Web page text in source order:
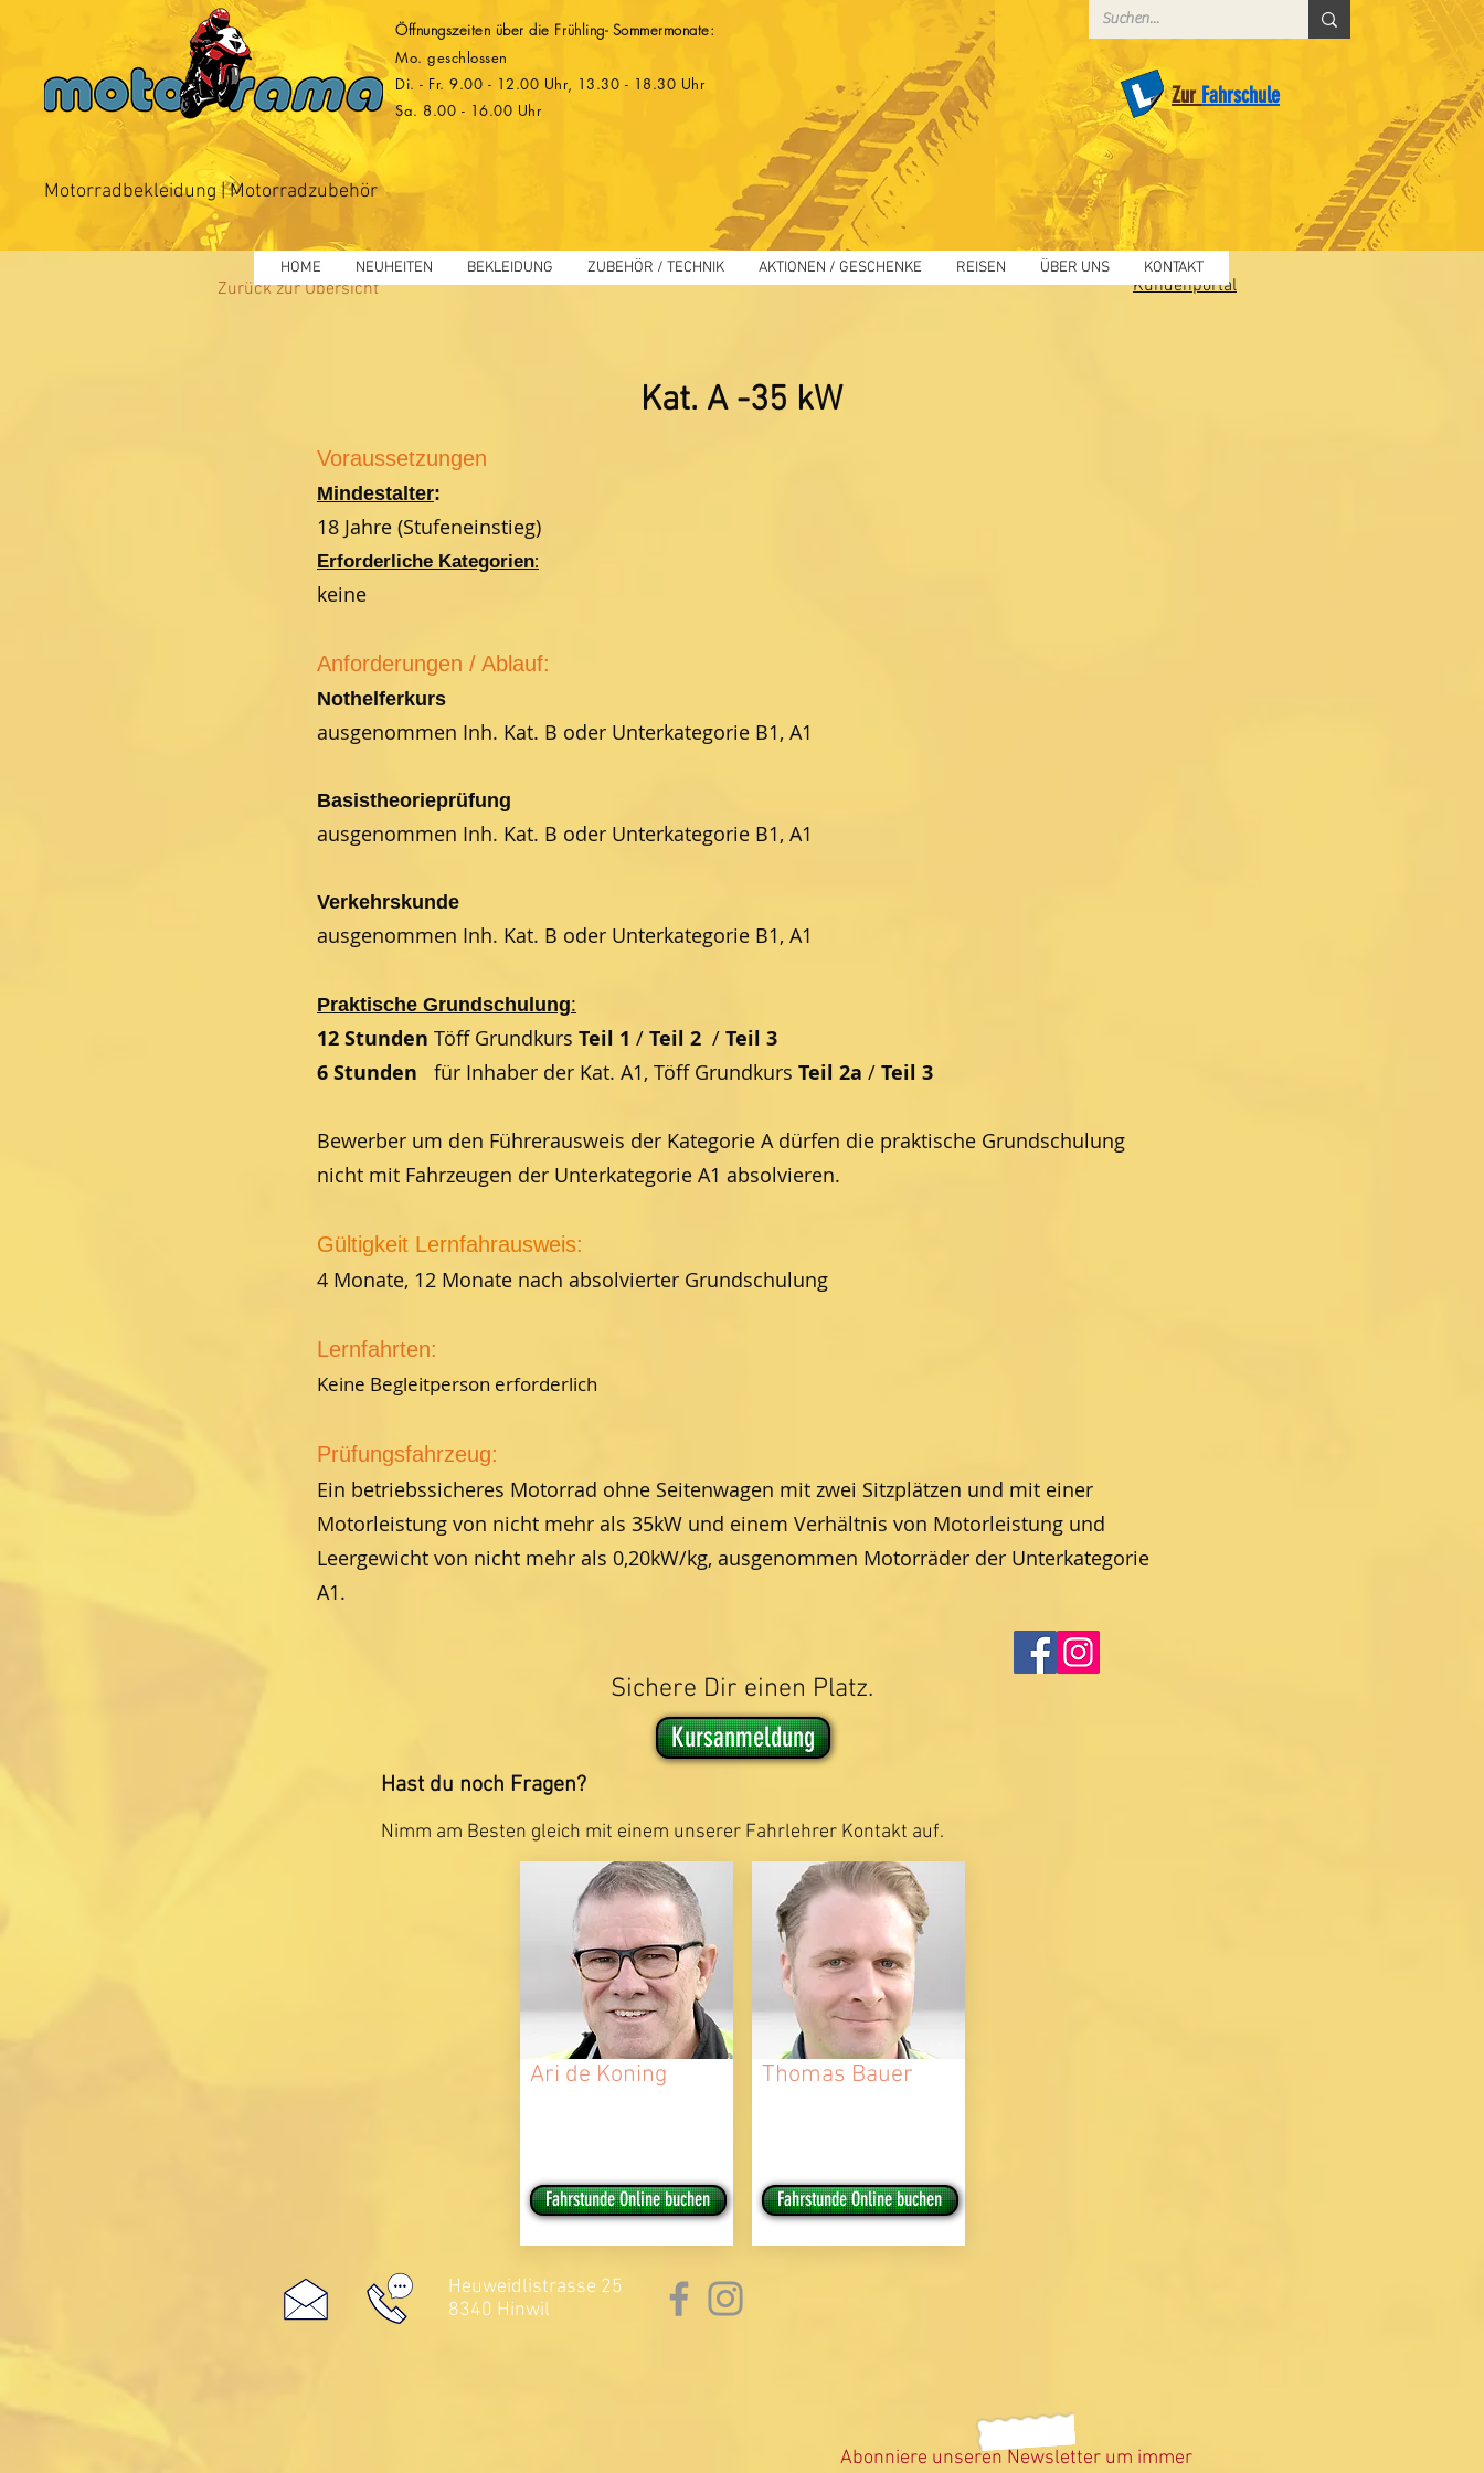
Öffnungszeiten über die Frühling- Sommermonate:
Mo. geschlossen
Di. - Fr. 9.00 - 12.00 Uhr, 13.30 - 18.30 Uhr
Sa. 8.00 - 16.00 Uhr
Motorradbekleidung | Motorradzubehör
Zur Fahrschule
HOME NEUHEITEN BEKLEIDUNG ZUBEHÖR / TECHNIK AKTIONEN / GESCHENKE REISEN ÜBER UNS KONTAKT
Zurück zur Übersicht Kundenportal
Kat. A -35 kW
Voraussetzungen
Mindestalter:
18 Jahre (Stufeneinstieg)
Erforderliche Kategorien:
keine
Anforderungen / Ablauf:
Nothelferkurs
ausgenommen Inh. Kat. B oder Unterkategorie B1, A1
Basistheorieprüfung
ausgenommen Inh. Kat. B oder Unterkategorie B1, A1
Verkehrskunde
ausgenommen Inh. Kat. B oder Unterkategorie B1, A1
Praktische Grundschulung:
12 Stunden Töff Grundkurs Teil 1 / Teil 2 / Teil 3
6 Stunden für Inhaber der Kat. A1, Töff Grundkurs Teil 2a / Teil 3
Bewerber um den Führerausweis der Kategorie A dürfen die praktische Grundschulung
nicht mit Fahrzeugen der Unterkategorie A1 absolvieren.
Gültigkeit Lernfahrausweis:
4 Monate, 12 Monate nach absolvierter Grundschulung
Lernfahrten:
Keine Begleitperson erforderlich
Prüfungsfahrzeug:
Ein betriebssicheres Motorrad ohne Seitenwagen mit zwei Sitzplätzen und mit einer
Motorleistung von nicht mehr als 35kW und einem Verhältnis von Motorleistung und
Leergewicht von nicht mehr als 0,20kW/kg, ausgenommen Motorräder der Unterkategorie
A1.
Sichere Dir einen Platz.
Kursanmeldung
Hast du noch Fragen?
Nimm am Besten gleich mit einem unserer Fahrlehrer Kontakt auf.
Ari de Koning
Fahrstunde Online buchen
Thomas Bauer
Fahrstunde Online buchen
Heuweidlistrasse 25
8340 Hinwil
Abonniere unseren Newsletter um immer